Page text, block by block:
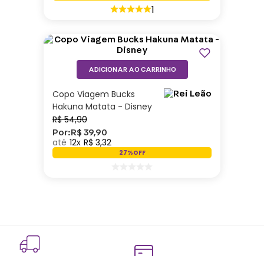
1
Copo Viagem Bucks
Hakuna Matata - Disney
R$ 54,90
Por:R$ 39,90
12 R$ 3,32
27%OFF
ADICIONAR AO CARRINHO